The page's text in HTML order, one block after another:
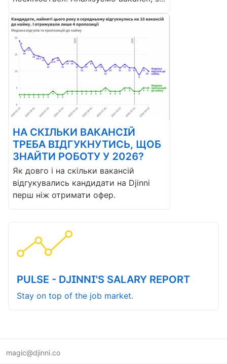
НА СКІЛЬКИ ВАКАНСІЙ
ТРЕБА ВІДГУКНУТИСЬ, ЩОБ
ЗНАЙТИ РОБОТУ У 2026?
Як довго і на скільки вакансій
відгукувались кандидати на Djinni
перш ніж отримати офер.
PULSE - DJINNI'S SALARY REPORT
Stay on top of the job market.
magic@djinni.co